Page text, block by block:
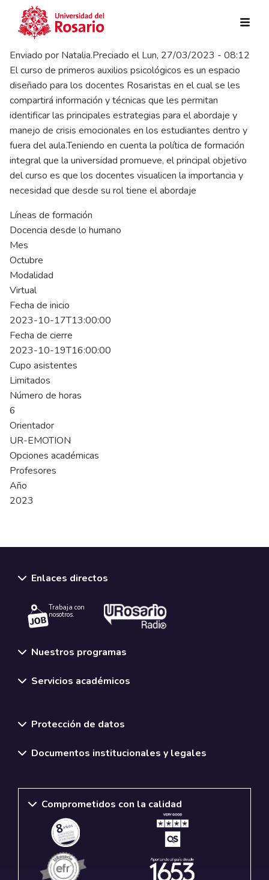
Pasar al contenido principal
Enviado por Natalia.Preciado elLun, 27/03/2023 - 08:12
El curso de primeros auxilios psicológicos es un espacio
diseñado para los docentes Rosaristas en el cual se les
compartirá información y técnicas que les permitan
identificar las principales estrategias para el abordaje y
manejo de crisis emocionales en los estudiantes dentro y
fuera del aula.Teniendo en cuenta la política de formación
integral que la universidad promueve, el principal objetivo
del curso es que los docentes visualicen la importancia y
necesidad que desde su rol tiene el abordaje
Líneas de formación
Docencia desde lo humano
Mes
Octubre
Modalidad
Virtual
Fecha de inicio
2023-10-17T13:00:00
Fecha de cierre
2023-10-19T16:00:00
Cupo asistentes
Limitados
Número de horas
6
Orientador
UR-EMOTION
Opciones académicas
Profesores
Año
2023
Enlaces directos
Trabaja con
nosotros.
Nuestros programas
Servicios académicos
Protección de datos
Documentos institucionales y legales
Comprometidos con la calidad